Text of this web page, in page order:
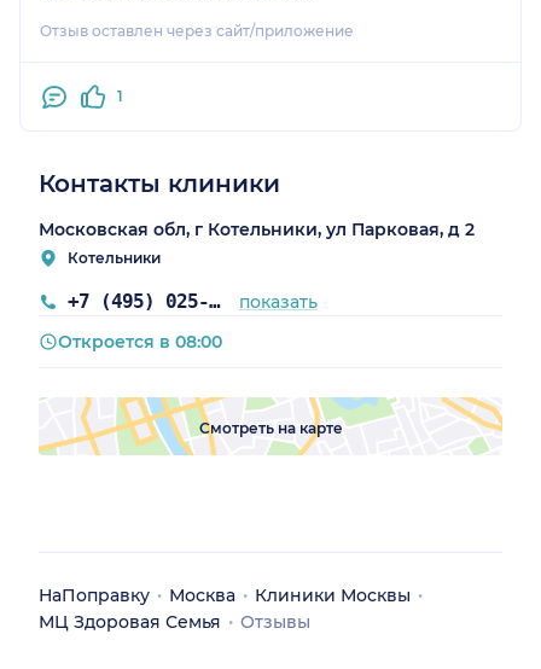
Отзыв оставлен через сайт/приложение
1
Контакты клиники
Московская обл, г Котельники, ул Парковая, д 2
Котельники
+7 (495) 025-67-26
показать
Откроется в 08:00
Смотреть на карте
НаПоправку Москва
Клиники Москвы
МЦ Здоровая Семья
Отзывы